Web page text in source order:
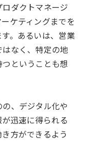
ダクトマネージ
ケティングまでを
。あるいは、営業
なく、特定の地
ということも想
、デジタル化や
迅速に得られる
方ができるよう